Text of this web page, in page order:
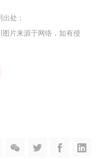
处：
片来源于网络，如有侵